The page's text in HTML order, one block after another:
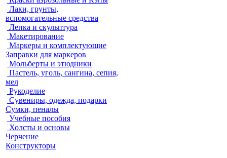
Лаки, грунты,
вспомогательные средства
Лепка и скульптура
Макетирование
Маркеры и комплектующие
Заправки для маркеров
Мольберты и этюдники
Пастель, уголь, сангина, сепия,
мел
Рукоделие
Сувениры, одежда, подарки
Сумки, пеналы
Учебные пособия
Холсты и основы
Черчение
Конструкторы